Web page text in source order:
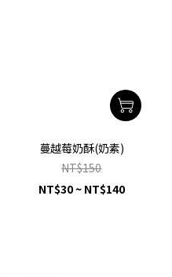
蔓越莓奶酥(奶素)
NT$150
NT$30 ~ NT$140